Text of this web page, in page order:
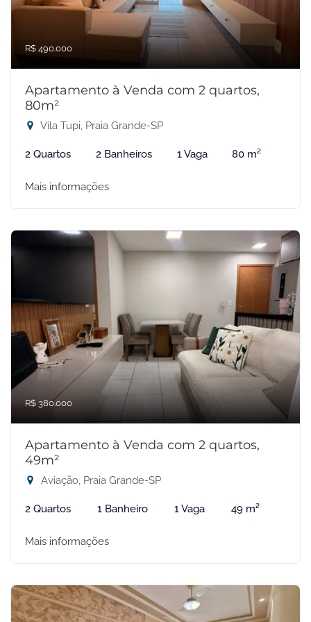
R$ 490.000
Apartamento à Venda com 2 quartos,
80m²
Vila Tupi, Praia Grande-SP
2 Quartos 2 Banheiros 1 Vaga 80 m²
Mais informações
R$ 380.000
Apartamento à Venda com 2 quartos,
49m²
Aviação, Praia Grande-SP
2 Quartos 1 Banheiro 1 Vaga 49 m²
Mais informações